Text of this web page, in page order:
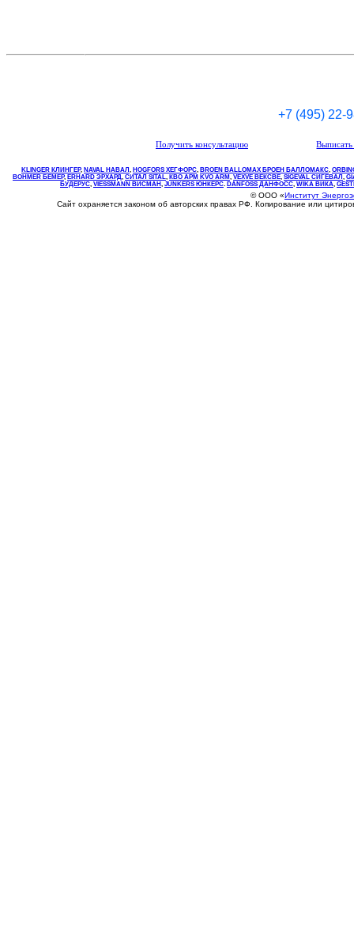
+7 (495) 22-
Получить консультацию
KLINGER КЛИНГЕР, NAVAL НАВАЛ , НOGFORS ХЕГФОРС, BROEN BALLOMAX БРОЕН БАЛЛОМАКС,
BOHMER БЕМЕР, ERHARD ЭРХАРД, СИТАЛ SITAL, КВО АРМ KVO ARM, VEXVE ВЕКСВЕ, SIGEVAL СИГЕВАЛ ,
БУДЕРУС, VIESSMANN ВИСМАН , JUNKERS ЮНКЕРС. DANFOSS ДАНФОСС, WIKA ВИКА,
© ООО «Институт
Сайт охраняется законом об авторских правах РФ. Копирование или